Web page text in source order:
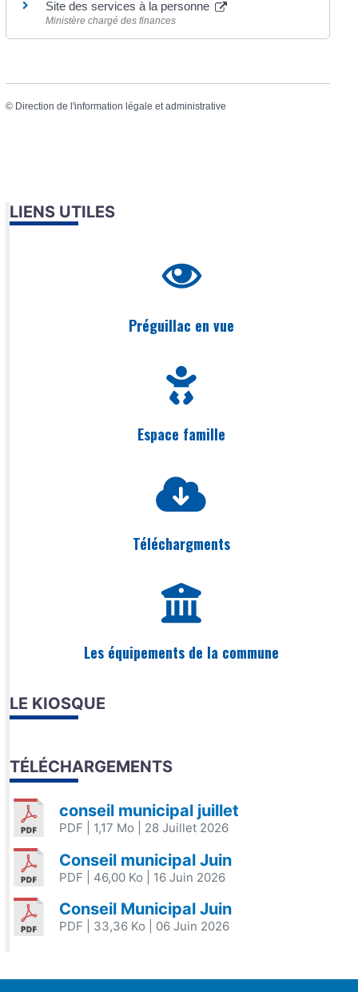
Site des services à la personne
Ministère chargé des finances
© Direction de l'information légale et administrative
LIENS UTILES
Préguillac en vue
Espace famille
Téléchargments
Les équipements de la commune
LE KIOSQUE
TÉLÉCHARGEMENTS
conseil municipal juillet
PDF | 1,17 Mo | 28 Juillet 2026
Conseil municipal Juin
PDF | 46,00 Ko | 16 Juin 2026
Conseil Municipal Juin
PDF | 33,36 Ko | 06 Juin 2026